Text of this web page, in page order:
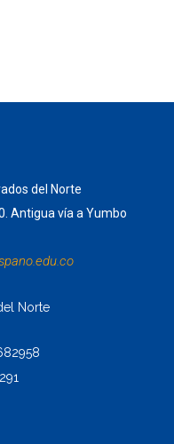
del Norte
Antigua vía a Yumbo
edu.co
Norte